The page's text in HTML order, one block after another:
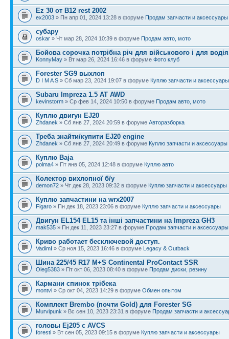
Ez 30 от B12 rest 2002
ex2003 » Пн апр 01, 2024 13:28 в форуме Продам запчасти и аксессуары
субару
oskar » Чт мар 28, 2024 10:39 в форуме Продам авто, мото
Бойова сорочка потрібна річ для військового і для
KonnyMay » Вт мар 26, 2024 16:46 в форуме Фото клуб
Forester SG9 выхлоп
D I M A S » Сб мар 23, 2024 19:07 в форуме Куплю запчасти и аксессуары
Subaru Impreza 1.5 AT AWD
kevinstorm » Ср фев 14, 2024 10:50 в форуме Продам авто, мото
Куплю двигун EJ20
Zhdanek » Сб янв 27, 2024 20:59 в форуме Авторазборка
Треба знайти/купити EJ20 engine
Zhdanek » Сб янв 27, 2024 20:49 в форуме Куплю запчасти и аксессуары
Куплю Baja
polma4 » Пт янв 05, 2024 12:48 в форуме Куплю авто
Колектор вихлопної б/у
demon72 » Чт дек 28, 2023 09:32 в форуме Куплю запчасти и аксессуары
Куплю запчастини на wrx2007
Figaro » Пн дек 18, 2023 23:06 в форуме Куплю запчасти и аксессуары
Двигун EL154 EL15 та інші запчастини на Impreza GH3
mak535 » Пн дек 11, 2023 23:27 в форуме Продам запчасти и аксессуары
Криво работает бесключевой доступ.
VadimI » Ср ноя 15, 2023 16:46 в форуме Legacy & Outback
Шина 225/45 R17 M+S Continental ProContact SSR
Oleg5383 » Пт окт 06, 2023 08:40 в форуме Продам диски, резину
Кармани спинок трібека
montvi » Ср окт 04, 2023 14:29 в форуме Обмен опытом
Комплект Brembo (почти Gold) для Forester SG
Murvipunk » Вс сен 10, 2023 23:31 в форуме Продам запчасти и
головы Ej205 с AVCS
foresti » Вт сен 05, 2023 09:15 в форуме Куплю запчасти и аксессуары